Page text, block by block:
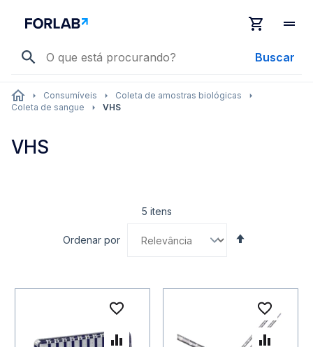
Buscar
Consumíveis
Coleta de amostras biológicas
Coleta de sangue
VHS
VHS
5 itens
Ordenar por
Adicionar à lista de